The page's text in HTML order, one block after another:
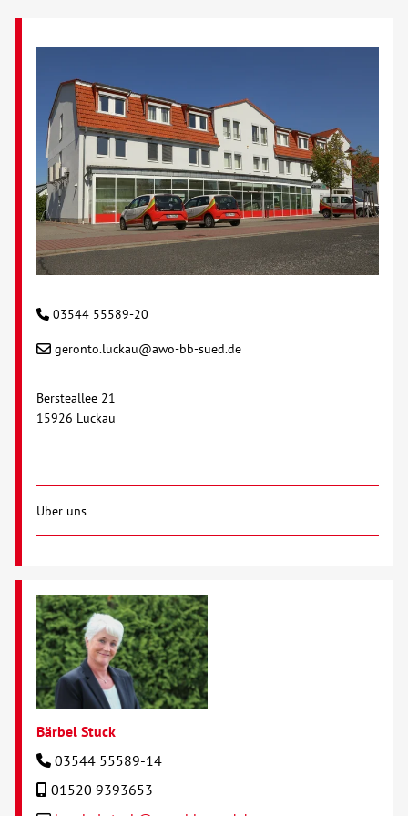
AWO BB Süd
03544 55589-20
geronto.luckau@awo-bb-sued.de
Bersteallee 21
15926 Luckau
Über uns
Bärbel Stuck
03544 55589-14
01520 9393653